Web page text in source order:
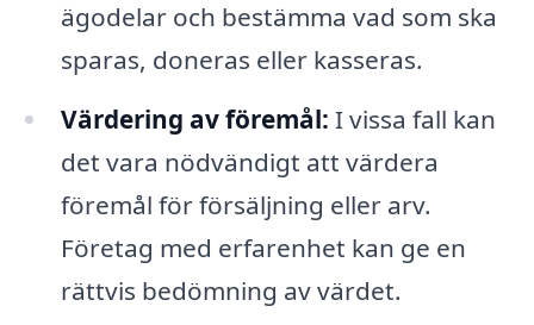
ägodelar och bestämma vad som ska
sparas, doneras eller kasseras.
Värdering av föremål: I vissa fall kan
det vara nödvändigt att värdera
föremål för försäljning eller arv.
Företag med erfarenhet kan ge en
rättvis bedömning av värdet.